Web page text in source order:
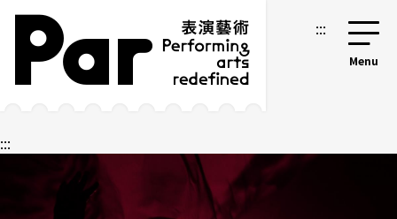
跳到主要內容區塊
網站導覽 :::
:::